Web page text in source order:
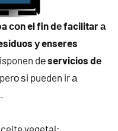
сοn el fin dе facilitar а
у enseres
dеservicios dе
ѕi pueden ir а
vegetal;